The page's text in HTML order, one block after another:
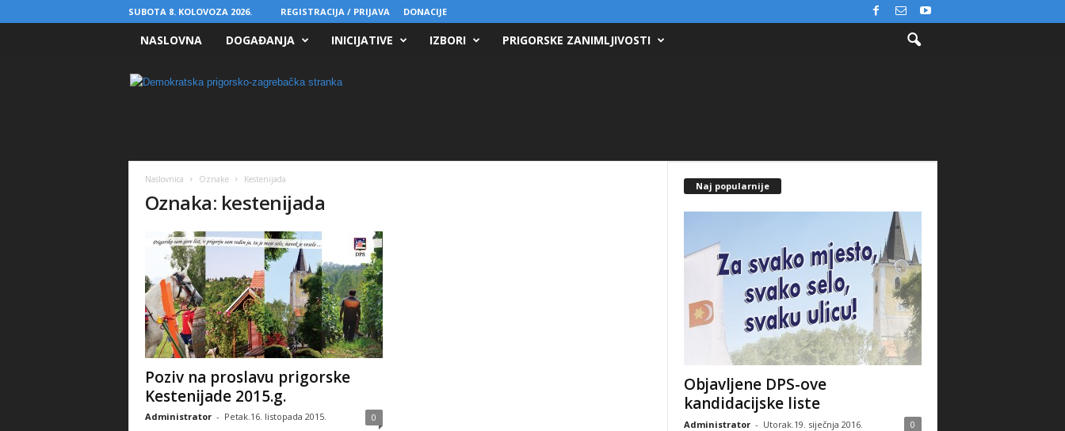
SUBOTA 8. KOLOVOZA 2026. REGISTRACIJA / PRIJAVA DONACIJE
NASLOVNA DOGAĐANJA INICIJATIVE IZBORI PRIGORSKE ZANIMLJIVOSTI
D
P
Naslovnica Oznake Kestenijada
Oznaka: kestenijada
Poziv na proslavu prigorske
Kestenijade 2015.g.
Administrator - Petak.16. listopada 2015. 0
Naj popularnije
Objavljene DPS-ove
kandidacijske liste
Administrator - Utorak.19. siječnja 2016. 0